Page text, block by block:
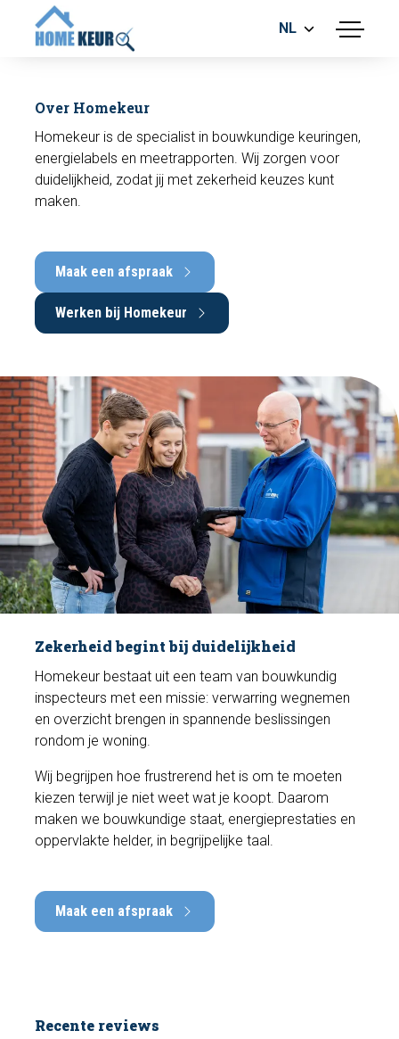
menu
BOUWKUNDIGE KEURING
MEETRAPPORT
FUNDERINGSRISICO ONDERZOEK
NL
Over Homekeur
Homekeur is de specialist in bouwkundige keuringen,
energielabels en meetrapporten. Wij zorgen voor
duidelijkheid, zodat jij met zekerheid keuzes kunt
maken.
Maak een afspraak
Werken bij Homekeur
Zekerheid begint bij duidelijkheid
Homekeur bestaat uit een team van bouwkundig
inspecteurs met een missie: verwarring wegnemen
en overzicht brengen in spannende beslissingen
rondom je woning.
Wij begrijpen hoe frustrerend het is om te moeten
kiezen terwijl je niet weet wat je koopt. Daarom
maken we bouwkundige staat, energieprestaties en
oppervlakte helder, in begrijpelijke taal.
Maak een afspraak
Recente reviews